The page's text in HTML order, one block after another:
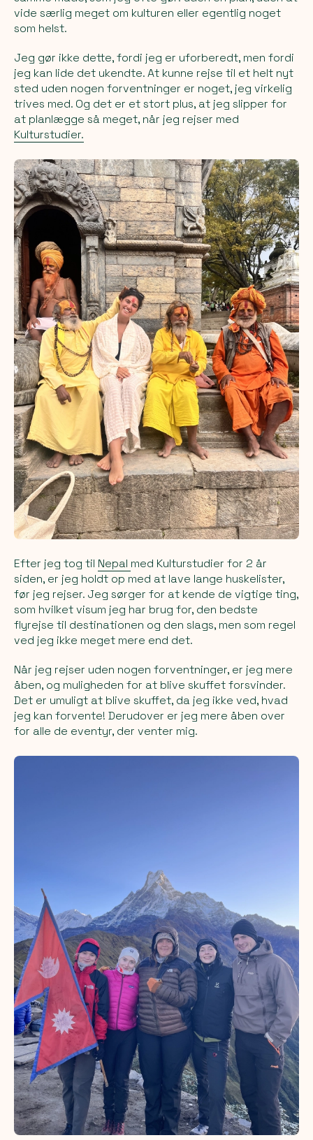
vide særlig meget om kulturen eller egentlig noget
som helst.
Jeg gør ikke dette, fordi jeg er uforberedt, men fordi
jeg kan lide det ukendte. At kunne rejse til et helt nyt
sted uden nogen forventninger er noget, jeg virkelig
trives med. Og det er et stort plus, at jeg slipper for
at planlægge så meget, når jeg rejser med
Kulturstudier.
Efter jeg tog til Nepal med Kulturstudier for 2 år
siden, er jeg holdt op med at lave lange huskelister,
før jeg rejser. Jeg sørger for at kende de vigtige ting,
som hvilket visum jeg har brug for, den bedste
flyrejse til destinationen og den slags, men som regel
ved jeg ikke meget mere end det.
Når jeg rejser uden nogen forventninger, er jeg mere
åben, og muligheden for at blive skuffet forsvinder.
Det er umuligt at blive skuffet, da jeg ikke ved, hvad
jeg kan forvente! Derudover er jeg mere åben over
for alle de eventyr, der venter mig.